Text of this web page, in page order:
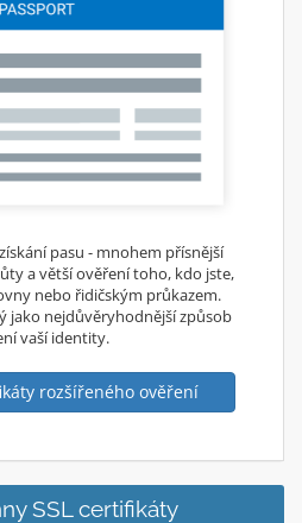
pasu - mnohem přísnější
a větší ověření toho, kdo jste,
nebo řidičským průkazem.
jako nejdůvěryhodnější způsob
vaší identity.
rozšířeného ověření
SSL certifikáty